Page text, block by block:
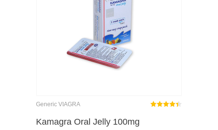
Generic VIAGRA
Kamagra Oral Jelly 100mg